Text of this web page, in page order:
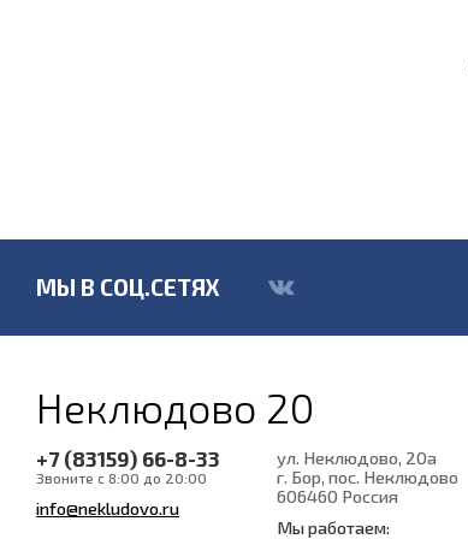
МЫ В СОЦ.СЕТЯХ
Неклюдово 20
+7 (83159) 66-8-33
Звоните с 8:00 до 20:00
info@nekludovo.ru
ул. Неклюдово, 20а
г. Бор, пос. Неклюдово
606460 Россия
Мы работаем: